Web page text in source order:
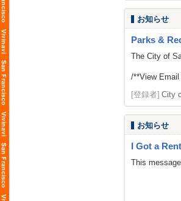
お知らせ
Parks &
The City of
/**View
[登録者] City
お知らせ
I Got a
This